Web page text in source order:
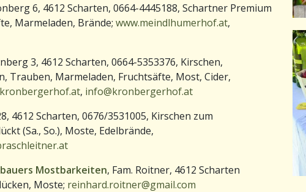
6, 4612 Scharten, 0664-4445188, Schartner Premium
Marmeladen, Brände; www.meindlhumerhof.at,
3, 4612 Scharten, 0664-5353376, Kirschen,
Trauben, Marmeladen, Fruchtsäfte, Most, Cider,
, info@kronbergerhof.at
4612 Scharten, 0676/3531005, Kirschen zum
(Sa., So.), Moste, Edelbrände,
Mostbarkeiten, Fam. Roitner, 4612 Scharten
Moste; reinhard.roitner@gmail.com